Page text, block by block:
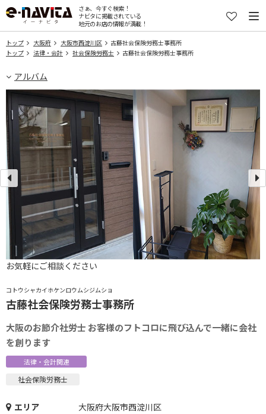
さぁ、今すぐ検索！
ナビタに掲載されている
地元のお店の情報が満載！
トップ 大阪府 大阪市西淀川区
古藤社会保険労務士事務所
トップ
法律・会計 社会保険労務士 古藤社会保険労務士事務所
アルバム
コトウシャカイホケンロウムシジムショ
古藤社会保険労務士事務所
大阪のお節介社労士 お客様のフトコロに飛び込んで一緒に会社
を創ります
法律・会計関連
社会保険労務士
エリア
大阪府大阪市西淀川区
お気軽にご相談ください